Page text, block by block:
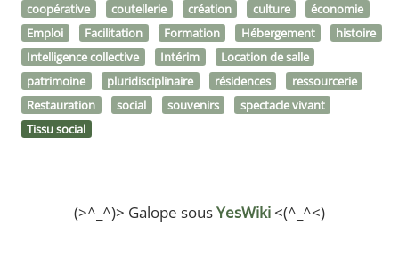
coopérative
coutellerie création culture
économie
Emploi
Facilitation Formation Hébergement
histoire
Intelligence collective
Intérim
Location de salle
patrimoine
pluridisciplinaire résidences
ressourcerie
Restauration
social souvenirs
spectacle vivant
Tissu social
(>^_^)> Galope sousYesWiki <(^_^<)